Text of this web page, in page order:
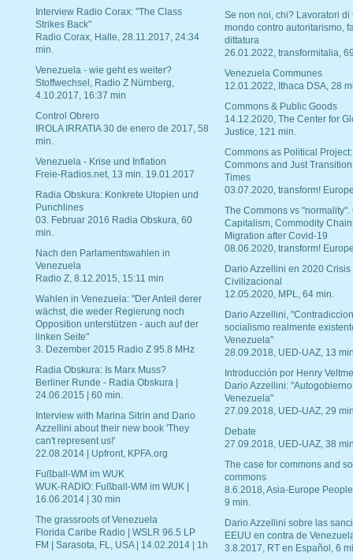
Interview Radio Corax: "The Class
Strikes Back"
Radio Corax, Halle, 28.11.2017, 24:34
min.
Venezuela - wie geht es weiter?
Stoffwechsel, Radio Z Nürnberg,
4.10.2017, 16:37 min
Control Obrero
IROLA IRRATIA 30 de enero de 2017, 58
min.
Venezuela - Krise und Inflation
Freie-Radios.net, 13 min. 19.01.2017
Radia Obskura: Konkrete Utopien und
Punchlines
03. Februar 2016 Radia Obskura, 60
min.
Nach den Parlamentswahlen in
Venezuela
Radio Z, 8.12.2015, 15:11 min
Wahlen in Venezuela: "Der Anteil derer
wächst, die weder Regierung noch
Opposition unterstützen - auch auf der
linken Seite"
3. Dezember 2015 Radio Z 95.8 MHz
Radia Obskura: Is Marx Muss?
Berliner Runde - Radia Obskura |
24.06.2015 | 60 min.
Interview with Marina Sitrin and Dario
Azzellini about their new book 'They
can't represent us!'
22.08.2014 | Upfront, KPFA.org
Fußball-WM im WUK
WUK-RADIO: Fußball-WM im WUK |
16.06.2014 | 30 min
The grassroots of Venezuela
Florida Caribe Radio | WSLR 96.5 LP
FM | Sarasota, FL, USA | 14.02.2014 | 1h
Se non noi, chi? Lavoratori di
mondo contro autoritarismo,
dittatura
26.01.2022, transformitalia,
Venezuela Communes
12.01.2022, Ithaca DSA, 28
Commons & Public Goods
14.12.2020, The Center for
Justice, 121 min.
Commons as Political Project:
Commons and Just
Times
03.07.2020, transform!
The Commons vs "normality".
Capitalism, Commodity
Migration after Covid-19
08.06.2020, transform!
Dario Azzellini en 2020 Crisis
Civilizacional
12.05.2020, MPL, 64 min.
Dario Azzellini,
socialismo realmente
Venezuela"
28.09.2018, UED-UAZ, 13
Introducción por Henry
Dario Azzellini:
Venezuela"
27.09.2018, UED-UAZ, 29
Debate
27.09.2018, UED-UAZ, 38
The case for commons and
commons
8.6.2018, Asia-Europe
9 min.
Dario Azzellini sobre las
EEUU en contra de
3.8.2017, RT en Español, 6